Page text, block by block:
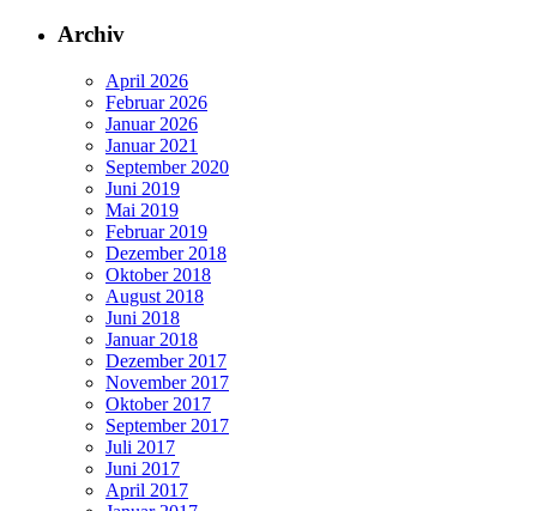
Archiv
April 2026
Februar 2026
Januar 2026
Januar 2021
September 2020
Juni 2019
Mai 2019
Februar 2019
Dezember 2018
Oktober 2018
August 2018
Juni 2018
Januar 2018
Dezember 2017
November 2017
Oktober 2017
September 2017
Juli 2017
Juni 2017
April 2017